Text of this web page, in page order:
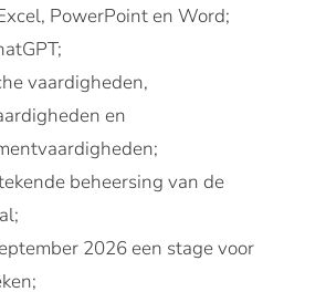
PowerPoint en Word;
vaardigheden,
en
beheersing van de
2026 een stage voor